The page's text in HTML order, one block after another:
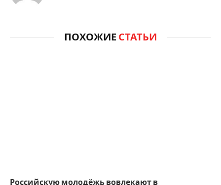
ПОХОЖИЕ СТАТЬИ
Российскую молодёжь вовлекают в